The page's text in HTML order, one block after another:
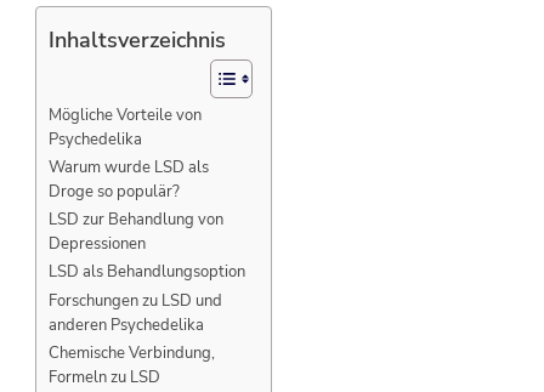
Inhaltsverzeichnis
Mögliche Vorteile von
Psychedelika
Warum wurde LSD als
Droge so populär?
LSD zur Behandlung von
Depressionen
LSD als Behandlungsoption
Forschungen zu LSD und
anderen Psychedelika
Chemische Verbindung,
Formeln zu LSD